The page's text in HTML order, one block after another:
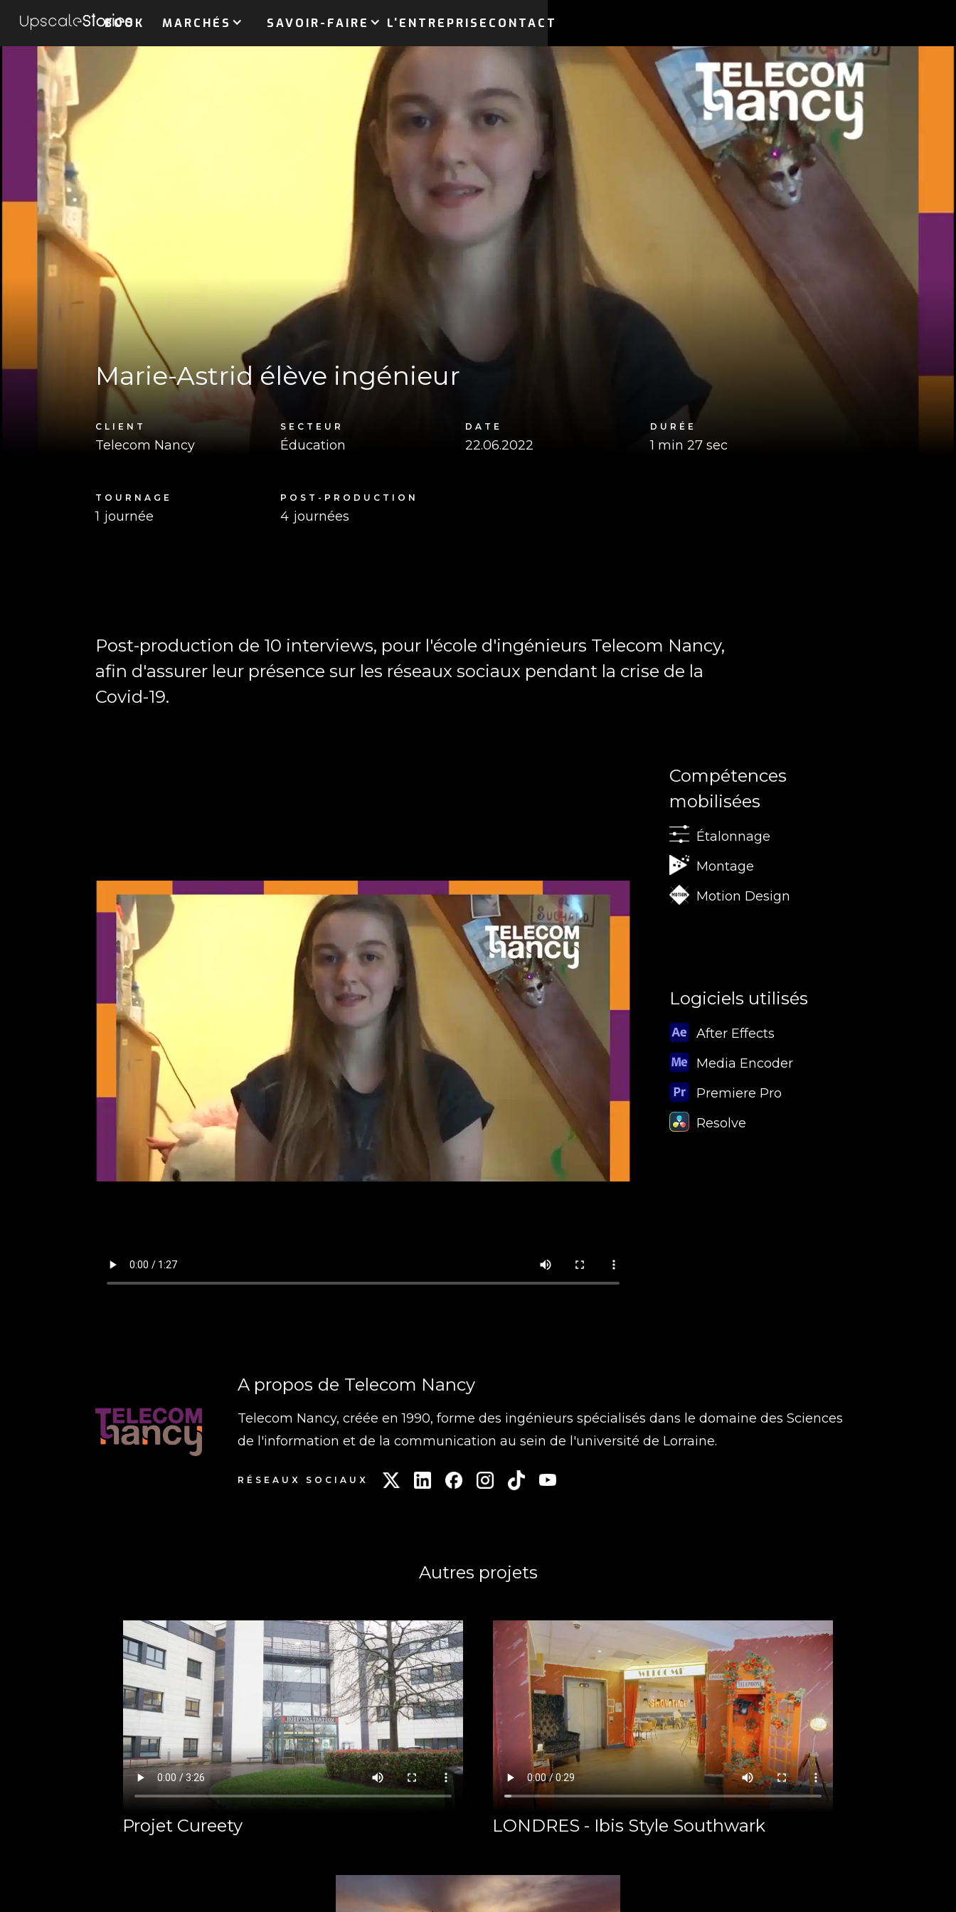
BOOK MARCHÉS SAVOIR-FAIRE L'ENTREPRISE CONTACT
Marie-Astrid élève ingénieur
CLIENT
Telecom Nancy
SECTEUR
Éducation
DATE
22.06.2022
DURÉE
1 min 27 sec
TOURNAGE
1 journée
POST-PRODUCTION
4 journées
Post-production de 10 interviews, pour l'école d'ingénieurs Telecom Nancy,
afin d'assurer leur présence sur les réseaux sociaux pendant la crise de la
Covid-19.
Compétences
mobilisées
Étalonnage
Montage
Motion Design
Logiciels utilisés
After Effects
Media Encoder
Premiere Pro
Resolve
A propos de Telecom Nancy
Telecom Nancy, créée en 1990, forme des ingénieurs spécialisés dans le domaine des Sciences
de l'information et de la communication au sein de l'université de Lorraine.
RÉSEAUX SOCIAUX
Autres projets
Projet Cureety LONDRES - Ibis Style Southwark